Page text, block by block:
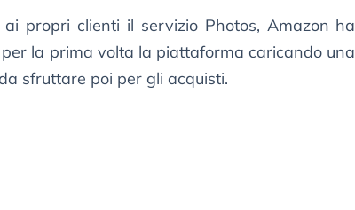
propri clienti il servizio Photos, Amazon ha
la prima volta la piattaforma caricando una
sfruttare poi per gli acquisti.